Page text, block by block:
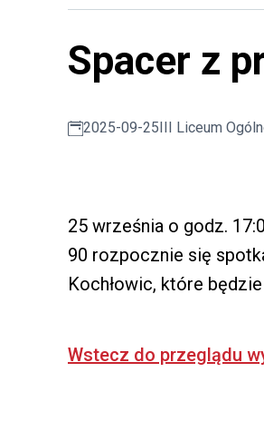
Spacer z
2025-09-25 III Liceum
25 września o godz.
90 rozpocznie się
Kochłowic, które
Wstecz do przeglądu